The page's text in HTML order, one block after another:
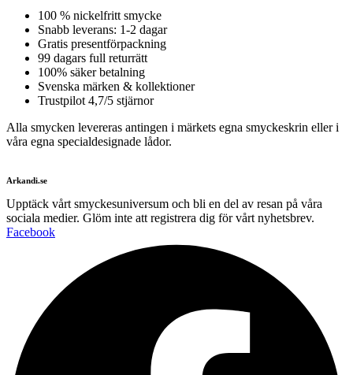
100 % nickelfritt smycke
Snabb leverans: 1-2 dagar
Gratis presentförpackning
99 dagars full returrätt
100% säker betalning
Svenska märken & kollektioner
Trustpilot 4,7/5 stjärnor
Alla smycken levereras antingen i märkets egna smyckeskrin eller i
våra egna specialdesignade lådor.
Arkandi.se
Upptäck vårt smyckesuniversum och bli en del av resan på våra
sociala medier. Glöm inte att registrera dig för vårt nyhetsbrev.
Facebook